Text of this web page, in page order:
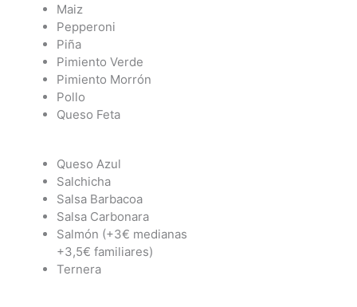
Maiz
Pepperoni
Piña
Pimiento Verde
Pimiento Morrón
Pollo
Queso Feta
Queso Azul
Salchicha
Salsa Barbacoa
Salsa Carbonara
Salmón (+3€ medianas
+3,5€ familiares)
Ternera